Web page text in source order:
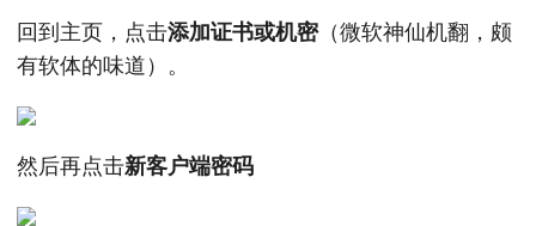
回到主页，点击添加证书或机密（微软神仙机翻，颇
有软体的味道）。
然后再点击新客户端密码